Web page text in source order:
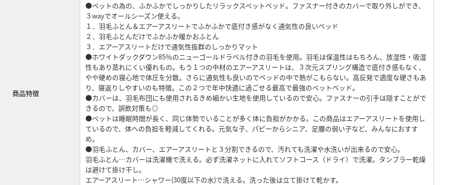
商品特徴
●ペットの為の、ふかふかでしっかりしたリラックスペットベッド。ファスナー付きのカバーで取り外しができ、
３wayでオールシーズン使える。
１．羽毛ふとん＆エアーアスリートでふかふかで底付き感がなく通気性の良いベッド
２．羽毛ふとんだけでふかふか暖かおふとん
３．エアーアスリートだけで通気性抜群のしっかりマット
●ホワイトダックダウン85％のニューゴールドラベル付きの羽毛を使用。羽毛は保温性はもちろん、放湿性・吸湿
性もあり蒸れにくい優れもの。もう１つの中材のエアーアスリートは、３次元スプリング構造で底付き感もなく、
やや硬めの寝心地で体圧を分散。さらに通気性も良いのでベッドの中で熱がこもらない。高反発で適度な硬さもあ
り、寝返りしやすいのも特徴。この２つで年中快適に過ごせる最高で最強のペットベッド。
●カバーは、羽毛布団にも使用されるきめ細かい生地を使用しているので安心。ファスナーの引手は隠すことがで
きるので、誤飲対策も◎
●ペットは睡眠時間が長く、同じ体勢でいることが多く体に負担がかかる。この商品はエアーアスリートを使用し
ているので、体への負担を軽減してくれる。元気な子、パピーからシニア、足腰の弱い子など、みんなにおすす
め。
●羽毛ふとん、カバー、エアーアスリートと３分割できるので、汚れても洗濯や水洗いが出来るので安心。
羽毛ふとん…カバーは洗濯機で洗える。必ず洗濯ネットに入れてソフトコース（ドライ）で洗濯。タンブラー乾燥
は避けて掛け干し。
エアーアスリート…シャワー(30度以下の水)で洗える。洗った後は立て掛けて乾かす。